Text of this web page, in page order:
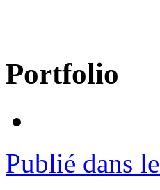
Portfolio
Publié dans